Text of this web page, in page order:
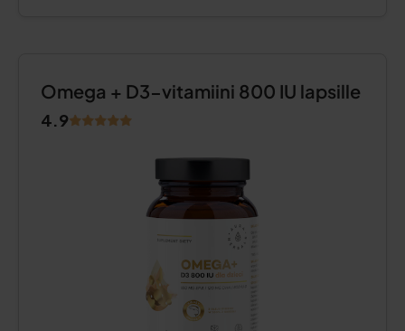
Omega + D3-vitamiini 800 IU lapsille
4.9